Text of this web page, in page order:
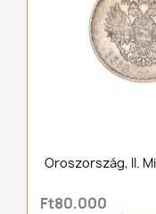
Oroszország, II.
Ft80,000